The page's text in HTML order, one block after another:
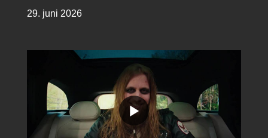
29. juni 2026